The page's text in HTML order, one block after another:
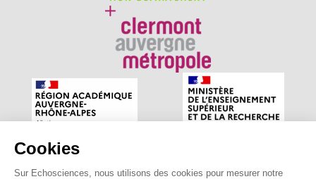
Cookies
Sur Echosciences, nous utilisons des cookies pour mesurer notre
Echosciences Auvergne est le réseau social des amateurs